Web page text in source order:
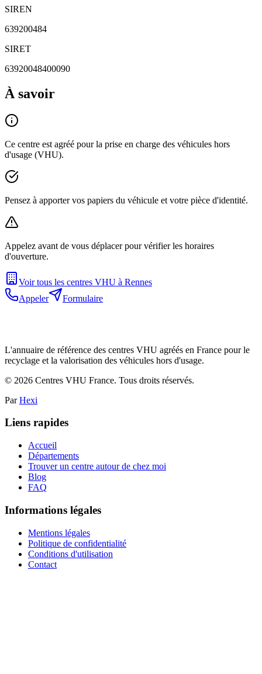
SIREN
639200484
SIRET
63920048400090
À savoir
Ce centre est agréé pour la prise en charge des véhicules hors
d'usage (VHU).
Pensez à apporter vos papiers du véhicule et votre pièce d'identité.
Appelez avant de vous déplacer pour vérifier les horaires
d'ouverture.
Voir tous les centres VHU à Rennes
Appeler
Formulaire
L'annuaire de référence des centres VHU agréés en France pour le
recyclage et la valorisation des véhicules hors d'usage.
© 2026 Centres VHU France. Tous droits réservés.
Par Hexi
Liens rapides
Accueil
Départements
Trouver un centre autour de chez moi
Blog
FAQ
Informations légales
Mentions légales
Politique de confidentialité
Conditions d'utilisation
Contact